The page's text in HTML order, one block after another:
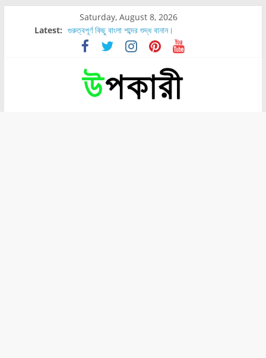
Saturday, August 8, 2026
Latest: গুরুত্বপূর্ণ কিছু বাংলা শব্দের শুদ্ধ বানান।
শরীরের কোন অংশে বেডসোর বেশি হয়?
নাসাল টিউব কতদিন রাখা যায়?
রোগীর পিঠ, কোমর এবং পায়ে বেডসোর দেখা গেলে করণীয় কি?
পার্সিমন ফলের স্বাস্থ্য ও পুষ্টি উপকারিতা।